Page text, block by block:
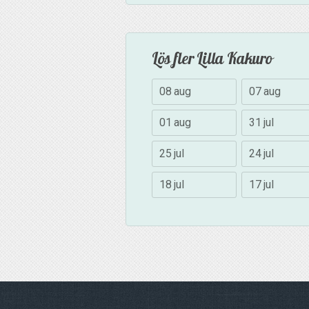
Lös fler Lilla Kakuro
08 aug 07 aug
01 aug 31 jul
25 jul 24 jul
18 jul 17 jul